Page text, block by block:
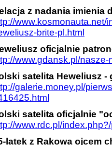
z nadania imienia
brite-pl.html
oficjalnie
www.gdansk.pl/
satelita Heweliusz -
galerie.money.pl/
satelita oficjalnie
www.rdc.pl/
latek z Rakowa ojcem